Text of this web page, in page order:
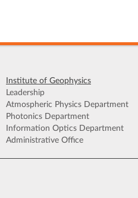
Institute of Geophysics
Leadership
Atmospheric Physics Department
Photonics Department
Information Optics Department
Administrative Office